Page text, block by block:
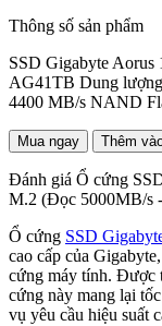
Thông số sản phẩm
SSD Gigabyte
AG41TB Dung
4400 MB/s NAND
Mua ngay Thêm
Đánh giá Ổ cứng
M.2 (Đọc 5000MB/s
Ổ cứng SSD
cao cấp của
cứng máy tính. Được
cứng này mang lại
vụ yêu cầu hiệu suất